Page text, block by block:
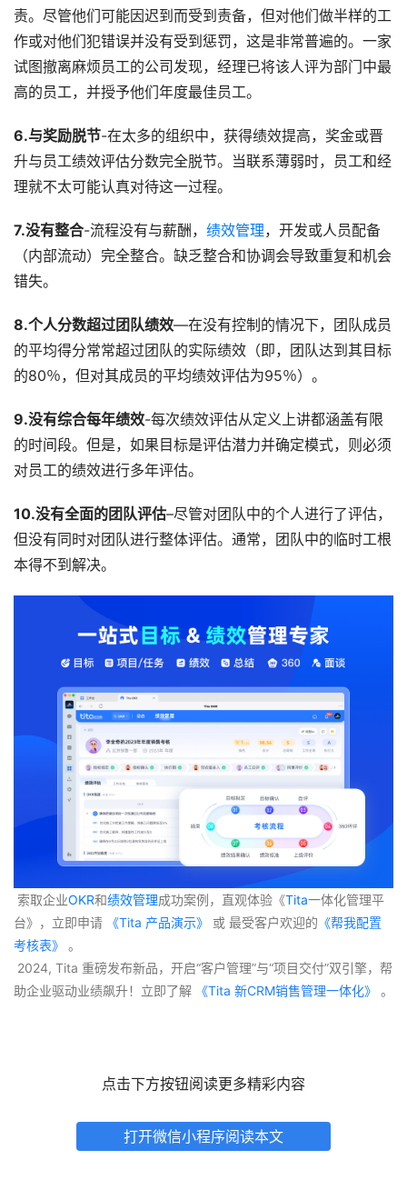
责。尽管他们可能因迟到而受到责备，但对他们做半样的工
作或对他们犯错误并没有受到惩罚，这是非常普遍的。一家
试图撤离麻烦员工的公司发现，经理已将该人评为部门中最
高的员工，并授予他们年度最佳员工。
6.与奖励脱节-在太多的组织中，获得绩效提高，奖金或晋
升与员工绩效评估分数完全脱节。当联系薄弱时，员工和经
理就不太可能认真对待这一过程。
7.没有整合-流程没有与薪酬， 绩效管理，开发或人员配备
（内部流动）完全整合。缺乏整合和协调会导致重复和机会
错失。
8.个人分数超过团队绩效—在没有控制的情况下，团队成员
的平均得分常常超过团队的实际绩效（即，团队达到其目标
的80％，但对其成员的平均绩效评估为95％）。
9.没有综合每年绩效-每次绩效评估从定义上讲都涵盖有限
的时间段。但是，如果目标是评估潜力并确定模式，则必须
对员工的绩效进行多年评估。
10.没有全面的团队评估–尽管对团队中的个人进行了评估，
但没有同时对团队进行整体评估。通常，团队中的临时工根
本得不到解决。
索取企业OKR和绩效管理成功案例，直观体验《Tita一体化管理平
台》，立即申请 《Tita 产品演示》 或 最受客户欢迎的 《帮我配置
考核表》
。
助企业驱动业绩飙升！立即了解 《Tita 新CRM销售管理一体化》 。
点击下方按钮阅读更多精彩内容
打开微信小程序阅读本文